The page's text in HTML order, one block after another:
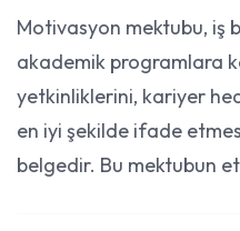
Motivasyon mektubu, iş
akademik programlara
yetkinliklerini, kariyer
en iyi şekilde ifade
belgedir. Bu mektubun